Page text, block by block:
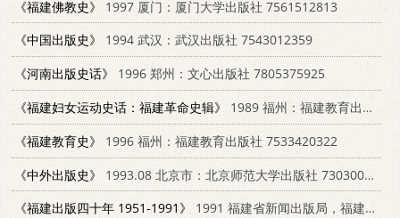
《福建佛教史》
1997 厦门：厦门大学出版社 7561512813
《中国出版史》
1994 武汉：武汉出版社 7543012359
《河南出版史话》
1996 郑州：文心出版社 7805375925
《福建妇女运动史话：福建革命史辑》
1989 福州：福建教育出版社 7533402596
《福建教育史》
1996 福州：福建教育出版社 7533420322
《中外出版史》
1993.08 北京市：北京师范大学出版社 730300758X
《福建出版四十年 1951-1991》
1991 福建省新闻出版局，福建省出版总社